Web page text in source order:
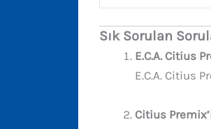
Sık Sorulan
E.C.A. Citius
E.C.A. Citius
Citius